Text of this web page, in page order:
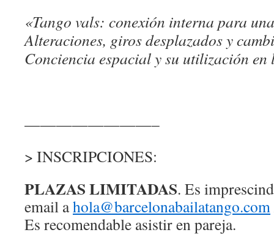
«Tango vals: conexión interna para
Alteraciones, giros desplazados y
Conciencia espacial y su utilización en
————————–
> INSCRIPCIONES:
PLAZAS LIMITADAS. Es
email ahola@barcelonabailatango.com
Es recomendable asistir en pareja.